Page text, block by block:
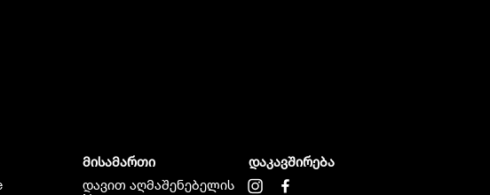
მისამართი
დავით აღმაშენებელის
დაკავშირება